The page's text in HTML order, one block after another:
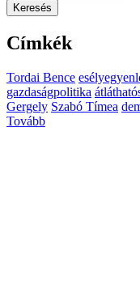
Keresés
Címkék
Tordai Bence
gazdaságpolitika
Gergely Szabó Tímea
Tovább